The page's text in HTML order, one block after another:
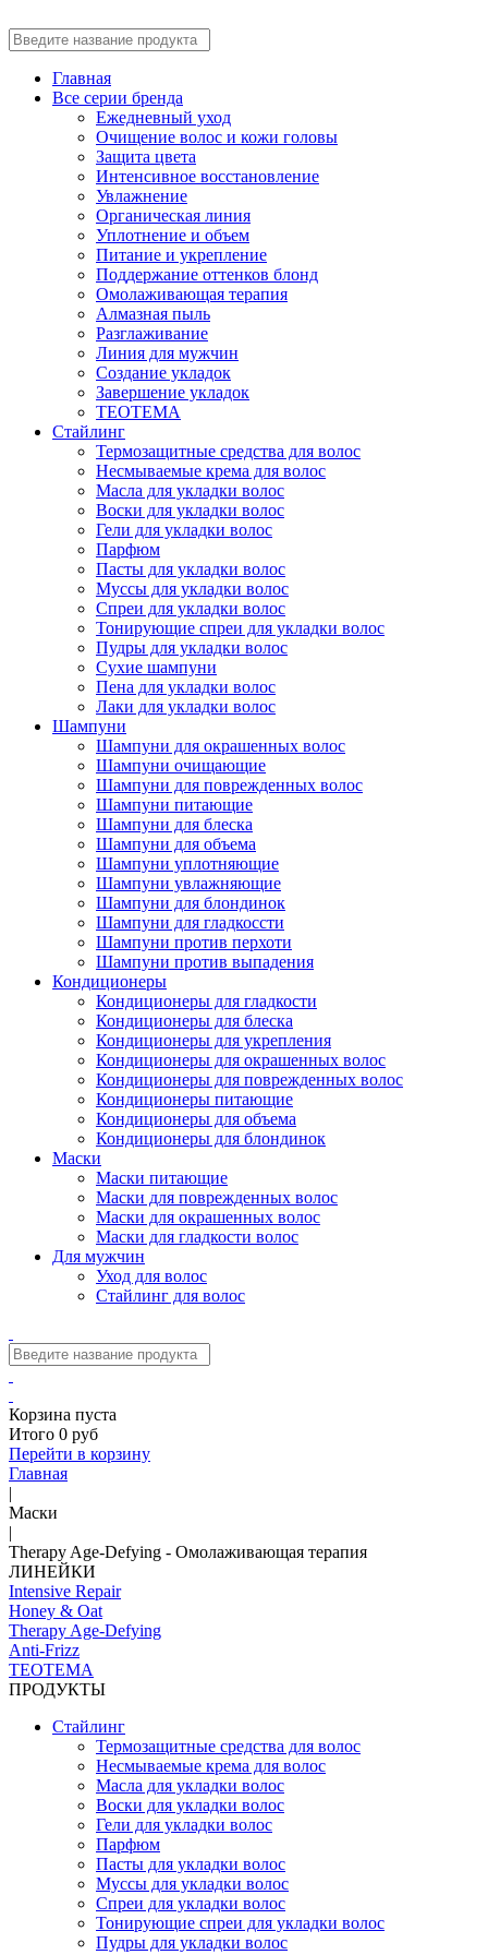
Главная
Все серии бренда
Ежедневный уход
Очищение волос и кожи головы
Защита цвета
Интенсивное восстановление
Увлажнение
Органическая линия
Уплотнение и объем
Питание и укрепление
Поддержание оттенков блонд
Омолаживающая терапия
Алмазная пыль
Разглаживание
Линия для мужчин
Создание укладок
Завершение укладок
TEOTEMA
Стайлинг
Термозащитные средства для волос
Несмываемые крема для волос
Масла для укладки волос
Воски для укладки волос
Гели для укладки волос
Парфюм
Пасты для укладки волос
Муссы для укладки волос
Спреи для укладки волос
Тонирующие спреи для укладки волос
Пудры для укладки волос
Сухие шампуни
Пена для укладки волос
Лаки для укладки волос
Шампуни
Шампуни для окрашенных волос
Шампуни очищающие
Шампуни для поврежденных волос
Шампуни питающие
Шампуни для блеска
Шампуни для объема
Шампуни уплотняющие
Шампуни увлажняющие
Шампуни для блондинок
Шампуни для гладкоссти
Шампуни против перхоти
Шампуни против выпадения
Кондиционеры
Кондиционеры для гладкости
Кондиционеры для блеска
Кондиционеры для укрепления
Кондиционеры для окрашенных волос
Кондиционеры для поврежденных волос
Кондиционеры питающие
Кондиционеры для объема
Кондиционеры для блондинок
Маски
Маски питающие
Маски для поврежденных волос
Маски для окрашенных волос
Маски для гладкости волос
Для мужчин
Уход для волос
Стайлинг для волос
Корзина пуста
Итого 0 руб
Перейти в корзину
Главная
|
Маски
|
Therapy Age-Defying - Омолаживающая терапия
ЛИНЕЙКИ
Intensive Repair
Honey & Oat
Therapy Age-Defying
Anti-Frizz
TEOTEMA
ПРОДУКТЫ
Стайлинг
Термозащитные средства для волос
Несмываемые крема для волос
Масла для укладки волос
Воски для укладки волос
Гели для укладки волос
Парфюм
Пасты для укладки волос
Муссы для укладки волос
Спреи для укладки волос
Тонирующие спреи для укладки волос
Пудры для укладки волос